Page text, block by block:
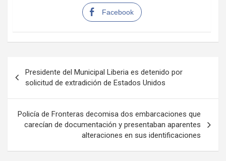
Facebook
de
entradas
Presidente del Municipal Liberia es detenido por
solicitud de extradición de Estados Unidos
Policía de Fronteras decomisa dos embarcaciones que
carecían de documentación y presentaban aparentes
alteraciones en sus identificaciones